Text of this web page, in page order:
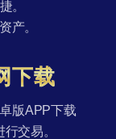
。
产。
下载
版APP下载
交易。